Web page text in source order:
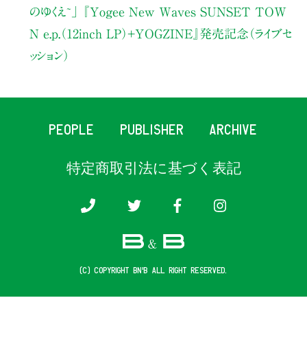
のゆくえ~」
『Yogee New Waves SUNSET TOW
N e.p.（12inch LP）+YOGZINE』発売記念（ライブセ
ッション）
PEOPLE PUBLISHER ARCHIVE
特定商取引法に基づく表記
(c) COPYRIGHT B&B ALL RIGHT RESERVED.